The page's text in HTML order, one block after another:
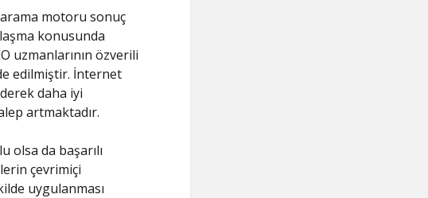
arama motoru sonuç
konusunda
uzmanlarının özverili
edilmiştir. İnternet
daha iyi
artmaktadır.
olsa da başarılı
çevrimiçi
uygulanması